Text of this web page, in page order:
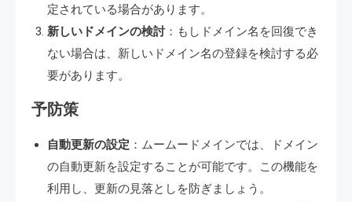
定されている場合があります。
新しいドメインの検討：もしドメイン名を回復でき
ない場合は、新しいドメイン名の登録を検討する必
要があります。
予防策
自動更新の設定 ：ムームードメインでは、ドメイン
の自動更新を設定することが可能です。この機能を
利用し、更新の見落としを防ぎましょう。